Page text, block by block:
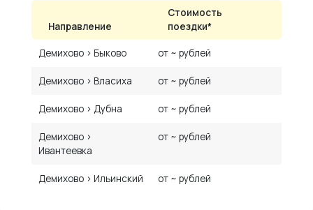
Направление
Стоимость
поездки*
Демихово › Быково от ~ рублей
Демихово › Власиха от ~ рублей
Демихово › Дубна от ~ рублей
Демихово ›
Ивантеевка
от ~ рублей
Демихово › Ильинский от ~ рублей